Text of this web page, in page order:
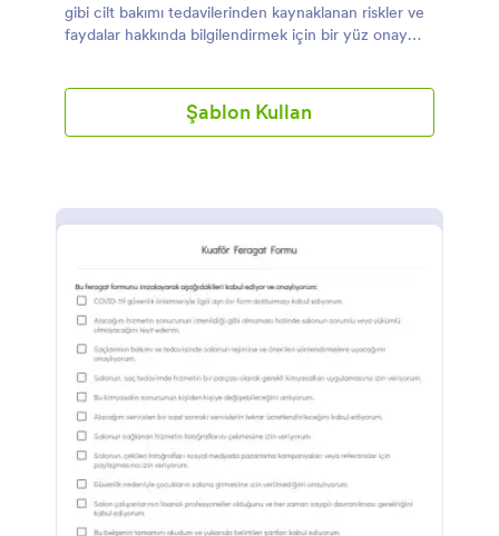
gibi cilt bakımı tedavilerinden kaynaklanan riskler ve
faydalar hakkında bilgilendirmek için bir yüz onay
bulaşmadan veya yayılmadan güvenle tedavi
olabilmesini sağlamak için bu ücretsiz COVID-19 Yüz
yanıtları toplamaya başlamak için doğrudan
iletişim bilgilerini girebilir, tıbbi geçmişleri ve
yaşadıkları belirtilerle ilgili soruları cevaplayabilir ve
formu elektronik imza ile tamamlayabilirler. Yanıtlara
anında güvenli Jotform hesabından ulaşılabilir, siz ve
personeliniz tarafından herhangi bir cihazdan
kolayca erişilebilir. COVID-19 için Yüz Onay Formunu
özelleştirmek, Form oluşturma kısmında sürükle-
bırak ile sadece birkaç tıklama gerektirir. Herhangi bir
kodlama olmadan form alanları ekleyebilir, resimler
yükleyebilir ve hatta şablon tasarımını markanıza
uyacak şekilde değiştirebilirsiniz. Yanıtlarınızı G Suite,
Dropbox veya Mailchimp gibi diğer çevrimiçi
hesaplarınızda saklamak istiyorsanız, 100'den fazla
Şablon Kullan